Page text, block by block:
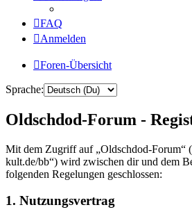
FAQ
Anmelden
Foren-Übersicht
Sprache:
Oldschdod-Forum -
Mit dem Zugriff auf „Oldschdod-Forum“
kult.de/bb“) wird zwischen dir und dem
folgenden Regelungen geschlossen:
1. Nutzungsvertrag